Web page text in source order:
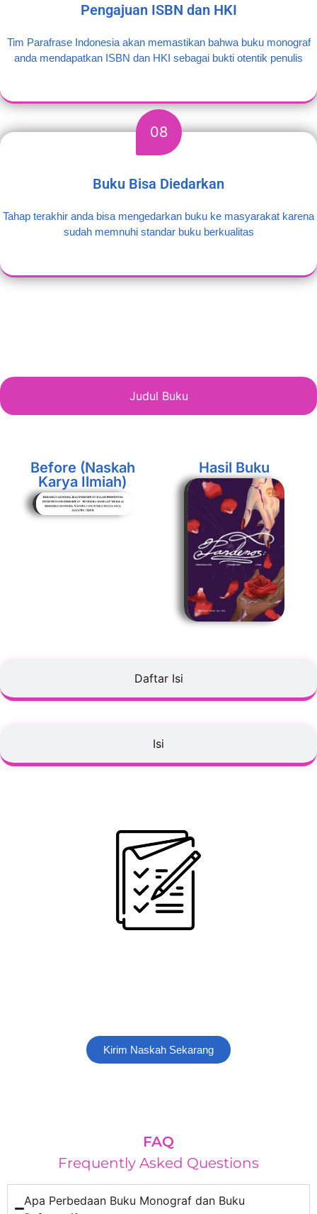
Pengajuan ISBN dan HKI
Tim Parafrase Indonesia akan memastikan bahwa buku monograf
anda mendapatkan ISBN dan HKI sebagai bukti otentik penulis
08
Buku Bisa Diedarkan
Tahap terakhir anda bisa mengedarkan buku ke masyarakat karena
sudah memnuhi standar buku berkualitas
Judul Buku
Daftar Isi
Isi
Before (Naskah
Karya Ilmiah)
Hasil Buku
Kirim Naskah Sekarang
FAQ
Frequently Asked Questions
Apa Perbedaan Buku Monograf dan Buku